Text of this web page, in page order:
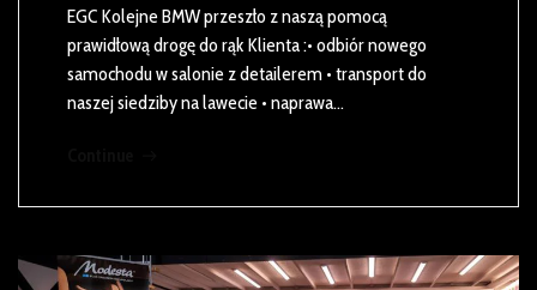
EGC Kolejne BMW przeszło z naszą pomocą
prawidłową drogę do rąk Klienta :• odbiór nowego
samochodu w salonie z detailerem • transport do
naszej siedziby na lawecie • naprawa…